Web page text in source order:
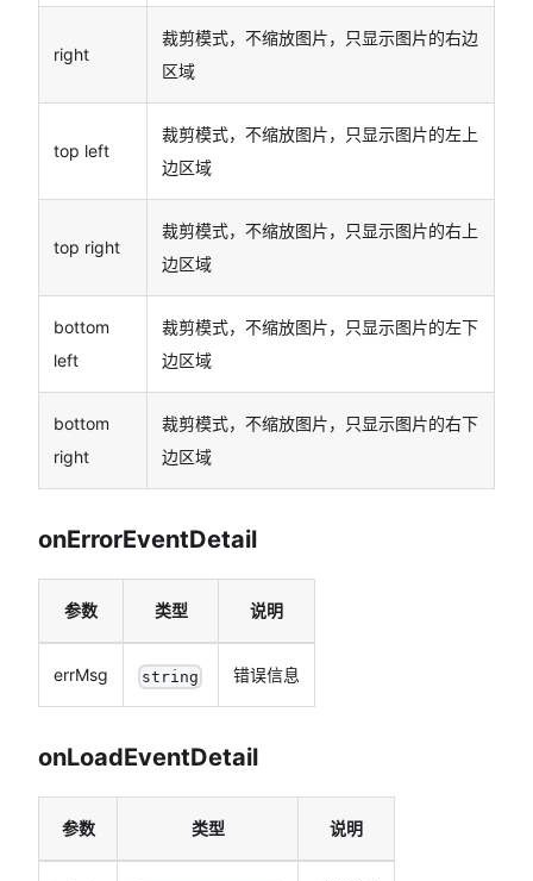
right
裁剪模式，不缩放图片，只显示图片的右边
区域
top left
裁剪模式，不缩放图片，只显示图片的左上
边区域
top right
裁剪模式，不缩放图片，只显示图片的右上
边区域
bottom
left
裁剪模式，不缩放图片，只显示图片的左下
边区域
bottom
right
裁剪模式，不缩放图片，只显示图片的右下
边区域
onErrorEventDetail
参数 类型 说明
errMsg string 错误信息
onLoadEventDetail
参数 类型 说明